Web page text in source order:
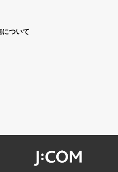
について